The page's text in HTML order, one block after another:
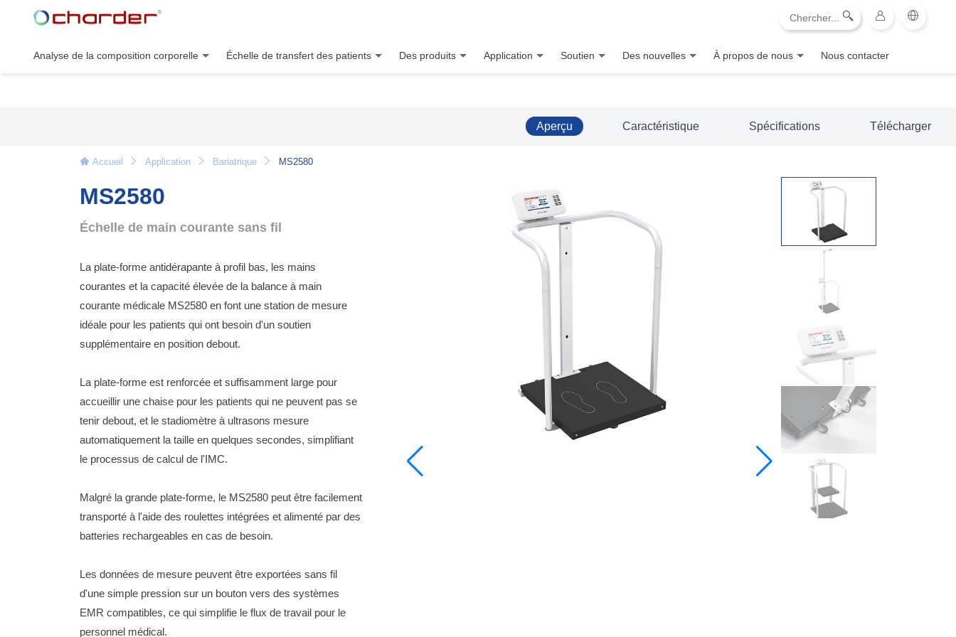
Analyse de la composition corporelle Échelle de transfert des patients Des produits Application Soutien Des nouvelles À propos de nous Nous contacter
Aperçu Caractéristique Spécifications Télécharger
Accueil Application Bariatrique MS2580
MS2580
Échelle de main courante sans fil
La plate-forme antidérapante à profil bas, les mains
courantes et la capacité élevée de la balance à main
courante médicale MS2580 en font une station de mesure
idéale pour les patients qui ont besoin d'un soutien
supplémentaire en position debout.
La plate-forme est renforcée et suffisamment large pour
accueillir une chaise pour les patients qui ne peuvent pas se
tenir debout, et le stadiomètre à ultrasons mesure
automatiquement la taille en quelques secondes, simplifiant
le processus de calcul de l'IMC.
Malgré la grande plate-forme, le MS2580 peut être facilement
transporté à l'aide des roulettes intégrées et alimenté par des
batteries rechargeables en cas de besoin.
Les données de mesure peuvent être exportées sans fil
d'une simple pression sur un bouton vers des systèmes
EMR compatibles, ce qui simplifie le flux de travail pour le
personnel médical.